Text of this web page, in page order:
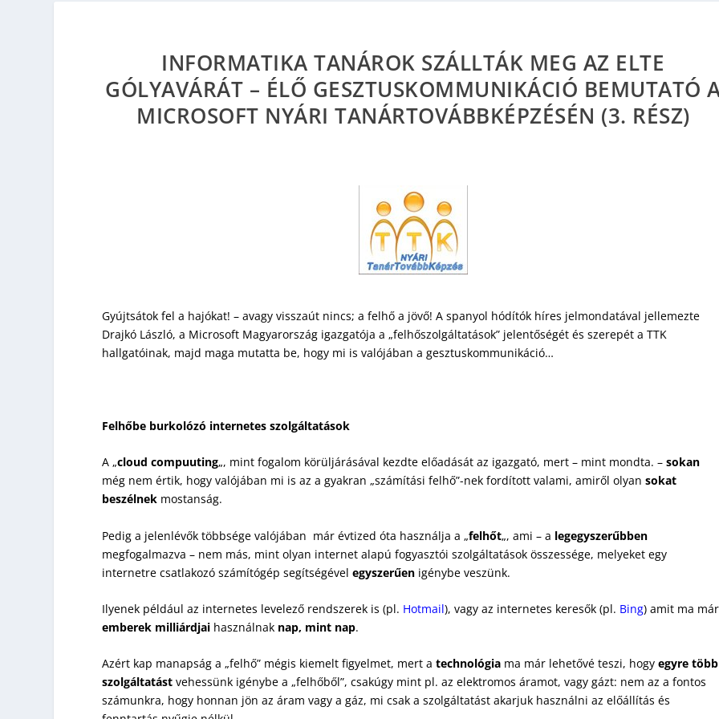
INFORMATIKA TANÁROK SZÁLLTÁK MEG AZ ELTE
GÓLYAVÁRÁT – ÉLŐ GESZTUSKOMMUNIKÁCIÓ BEMUTATÓ
MICROSOFT NYÁRI TANÁRTOVÁBBKÉPZÉSÉN (3. RÉSZ)
Gyújtsátok fel a hajókat! – avagy visszaút nincs; a felhő a jövő! A spanyol hódítók híres jelmondatával jellemezte
Drajkó László, a Microsoft Magyarország igazgatója a „felhőszolgáltatások” jelentőségét és szerepét a TTK
hallgatóinak, majd maga mutatta be, hogy mi is valójában a gesztuskommunikáció…
Felhőbe burkolózó internetes szolgáltatások
A „cloud compuuting„, mint fogalom körüljárásával kezdte előadását az igazgató, mert – mint mondta. –sokan
még nem értik, hogy valójában mi is az a gyakran „számítási felhő”-nek fordított valami, amiről olyan sokat
beszélnek mostanság.
Pedig a jelenlévők többsége valójában már évtized óta használja a „felhőt„, ami – a legegyszerűbben
megfogalmazva – nem más, mint olyan internet alapú fogyasztói szolgáltatások összessége, melyeket egy
internetre csatlakozó számítógép segítségévelegyszerűen igénybe veszünk.
Ilyenek például az internetes levelező rendszerek is (pl. Hotmail), vagy az internetes keresők (pl. Bing) amit ma már
emberek milliárdjai használnak nap, mint nap.
Azért kap manapság a „felhő” mégis kiemelt figyelmet, mert atechnológia ma már lehetővé teszi, hogyegyre több
szolgáltatástvehessünk igénybe a „felhőből”, csakúgy mint pl. az elektromos áramot, vagy gázt: nem az a fontos
számunkra, hogy honnan jön az áram vagy a gáz, mi csak a szolgáltatást akarjuk használni az előállítás és